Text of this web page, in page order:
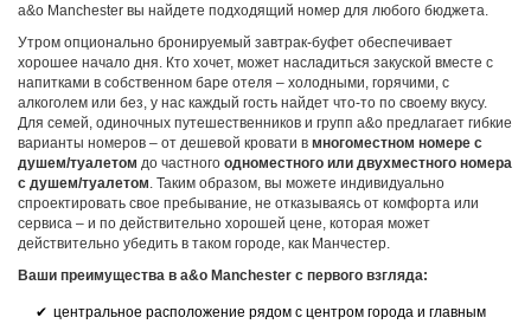
a&o Manchester вы найдете подходящий номер для любого бюджета.
Утром опционально бронируемый завтрак-буфет обеспечивает
хорошее начало дня. Кто хочет, может насладиться закуской вместе с
напитками в собственном баре отеля – холодными, горячими, с
алкоголем или без, у нас каждый гость найдет что-то по своему вкусу.
Для семей, одиночных путешественников и групп a&o предлагает гибкие
варианты номеров – от дешевой кровати в многоместном номере с
душем/туалетом до частного одноместного или двухместного номера
с душем/туалетом. Таким образом, вы можете индивидуально
спроектировать свое пребывание, не отказываясь от комфорта или
сервиса – и по действительно хорошей цене, которая может
действительно убедить в таком городе, как Манчестер.
Ваши преимущества в a&o Manchester с первого взгляда:
центральное расположение рядом с центром города и главным